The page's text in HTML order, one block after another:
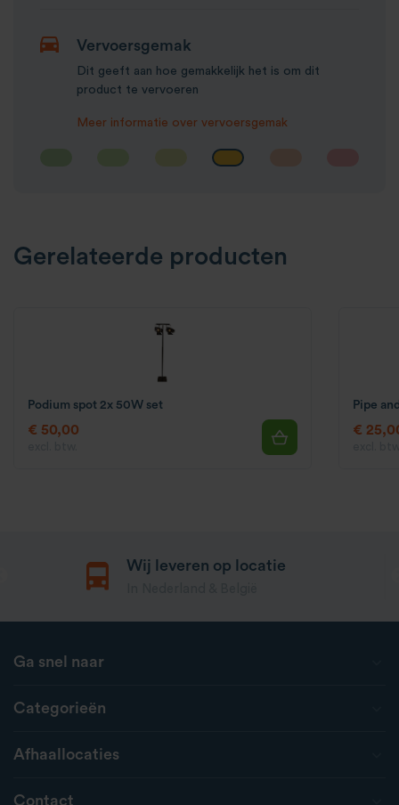
Vervoersgemak
Dit geeft aan hoe gemakkelijk het is om dit
product te vervoeren
Meer informatie over vervoersgemak
Gerelateerde producten
Podium spot 2x 50W set
€ 50,00
Pipe
€
Wij leveren op locatie
Ga snel naar
Categorieën
Afhaallocaties
Contact